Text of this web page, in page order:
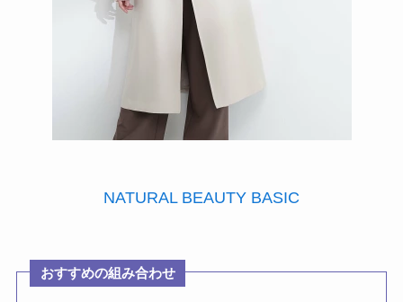
NATURAL BEAUTY BASIC
おすすめの組み合わせ